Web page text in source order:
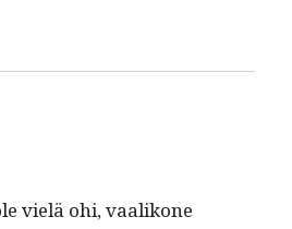
vielä ohi, vaa­likone